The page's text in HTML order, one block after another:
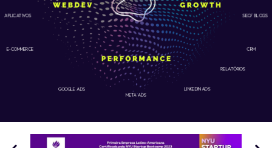
GOOGLE ADS LINKEDIN ADS
APLICATIVOS
E-COMMERCE
META ADS
CRM
RELATÓRIOS
SEO/ BLOGS